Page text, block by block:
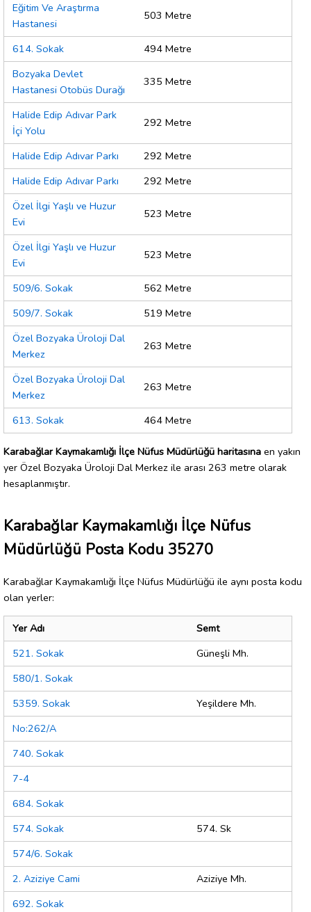
Eğitim Ve Araştırma
Hastanesi
503 Metre
614. Sokak
494 Metre
Bozyaka Devlet
Hastanesi Otobüs Durağı
335 Metre
Halide Edip Adıvar Park
İçi Yolu
292 Metre
Halide Edip Adıvar Parkı
292 Metre
Halide Edip Adıvar Parkı
292 Metre
Özel İlgi Yaşlı ve Huzur
Evi
523 Metre
Özel İlgi Yaşlı ve Huzur
Evi
523 Metre
509/6. Sokak
562 Metre
509/7. Sokak
519 Metre
Özel Bozyaka Üroloji Dal
Merkez
263 Metre
Özel Bozyaka Üroloji Dal
Merkez
263 Metre
613. Sokak 464 Metre
Karabağlar Kaymakamlığı İlçe Nüfus Müdürlüğü haritasına en yakın
yer Özel Bozyaka Üroloji Dal Merkez ile arası 263 metre olarak
hesaplanmıştır.
Karabağlar Kaymakamlığı İlçe Nüfus
Müdürlüğü Posta Kodu 35270
Karabağlar Kaymakamlığı İlçe Nüfus Müdürlüğü ile aynı posta kodu
olan yerler:
Yer Adı
Semt
521. Sokak
Güneşli Mh.
580/1. Sokak
5359. Sokak
Yeşildere Mh.
No:262/A
740. Sokak
7-4
684. Sokak
574. Sokak
574. Sk
574/6. Sokak
2. Aziziye Cami
Aziziye Mh.
692. Sokak